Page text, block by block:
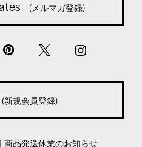
(メルマガ登録)
規会員登録)
品発送休業のお知らせ